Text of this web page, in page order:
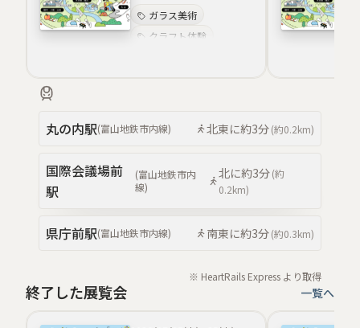
に！「ダンボ
ール恐竜ゆう
ガラス美術
クラフト体験
丸の内駅(富山地鉄市内線) 北東に約3分(約0.2km)
国際会議場前
駅
(富山地鉄市内
線)
北に約3分(約
0.2km)
県庁前駅(富山地鉄市内線) 南東に約3分(約0.3km)
※ HeartRails Express より取得
終了した展覧会 一覧へ